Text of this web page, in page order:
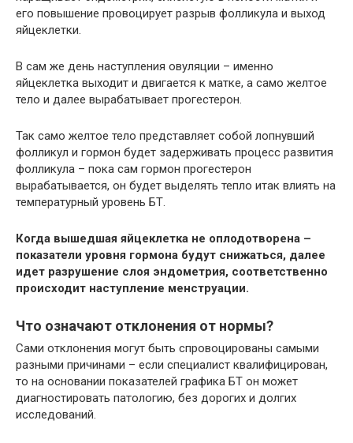
его повышение провоцирует разрыв фолликула и выход
яйцеклетки.
В сам же день наступления овуляции – именно
яйцеклетка выходит и двигается к матке, а само желтое
тело и далее вырабатывает прогестерон.
Так само желтое тело представляет собой лопнувший
фолликул и гормон будет задерживать процесс развития
фолликула – пока сам гормон прогестерон
вырабатывается, он будет выделять тепло итак влиять на
температурный уровень БТ.
Когда вышедшая яйцеклетка не оплодотворена –
показатели уровня гормона будут снижаться, далее
идет разрушение слоя эндометрия, соответственно
происходит наступление менструации.
Что означают отклонения от нормы?
Сами отклонения могут быть спровоцированы самыми
разными причинами – если специалист квалифицирован,
то на основании показателей графика БТ он может
диагностировать патологию, без дорогих и долгих
исследований.